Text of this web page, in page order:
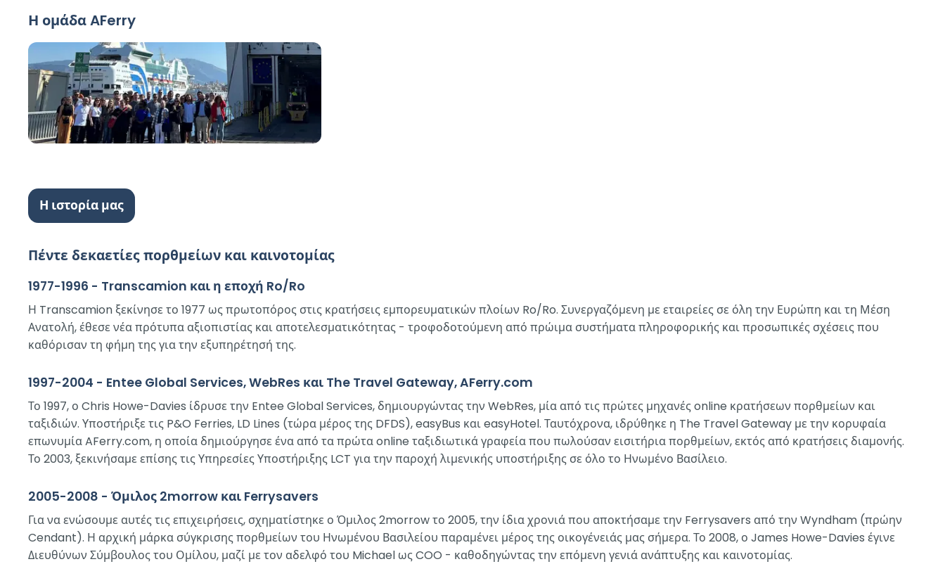
Η ομάδα AFerry
Η ιστορία μας
Πέντε δεκαετίες πορθμείων και καινοτομίας
1977-1996 - Transcamion και η εποχή Ro/Ro
Η Transcamion ξεκίνησε το 1977 ως πρωτοπόρος στις κρατήσεις εμπορευματικών πλοίων Ro/Ro. Συνεργαζόμενη με εταιρείες σε όλη την Ευρώπη και τη Μέση
Ανατολή, έθεσε νέα πρότυπα αξιοπιστίας και αποτελεσματικότητας - τροφοδοτούμενη από πρώιμα συστήματα πληροφορικής και προσωπικές σχέσεις που
καθόρισαν τη φήμη της για την εξυπηρέτησή της.
1997-2004 - Entee Global Services, WebRes και The Travel Gateway, AFerry.com
Το 1997, ο Chris Howe-Davies ίδρυσε την Entee Global Services, δημιουργώντας την WebRes, μία από τις πρώτες μηχανές online κρατήσεων πορθμείων και
ταξιδιών. Υποστήριξε τις P&O Ferries, LD Lines (τώρα μέρος της DFDS), easyBus και easyHotel. Ταυτόχρονα, ιδρύθηκε η The Travel Gateway με την κορυφαία
επωνυμία AFerry.com, η οποία δημιούργησε ένα από τα πρώτα online ταξιδιωτικά γραφεία που πωλούσαν εισιτήρια πορθμείων, εκτός από κρατήσεις διαμονής.
Το 2003, ξεκινήσαμε επίσης τις Υπηρεσίες Υποστήριξης LCT για την παροχή λιμενικής υποστήριξης σε όλο το Ηνωμένο Βασίλειο.
2005-2008 - Όμιλος 2morrow και Ferrysavers
Για να ενώσουμε αυτές τις επιχειρήσεις, σχηματίστηκε ο Όμιλος 2morrow το 2005, την ίδια χρονιά που αποκτήσαμε την Ferrysavers από την Wyndham (πρώην
Cendant). Η αρχική μάρκα σύγκρισης πορθμείων του Ηνωμένου Βασιλείου παραμένει μέρος της οικογένειάς μας σήμερα. Το 2008, ο James Howe-Davies έγινε
Διευθύνων Σύμβουλος του Ομίλου, μαζί με τον αδελφό του Michael ως COO - καθοδηγώντας την επόμενη γενιά ανάπτυξης και καινοτομίας.